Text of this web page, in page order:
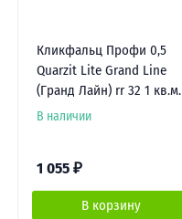
Кликфальц Профи 0,5
Quarzit Lite Grand Line
(Гранд Лайн) rr 32 1 кв.м.
В наличии
1 055 ₽
В корзину